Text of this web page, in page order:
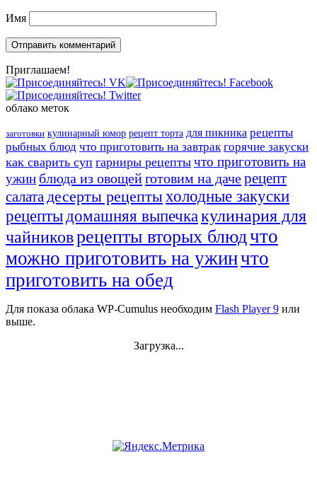
Имя
Приглашаем!
облако меток
заготовки кулинарный юмор рецепт торта для пикника рецепты
рыбных блюд что приготовить на завтрак горячие закуски
как сварить суп гарниры рецепты что приготовить на
ужин блюда из овощейготовим на дачерецепт
салата десерты рецептыхолодные закуски
рецепты домашняя выпечкакулинария для
чайниковрецепты вторых блюдчто
можно приготовить на ужинчто
приготовить на обед
Для показа облака WP-Cumulus необходим Flash Player 9 или
выше.
Загрузка...